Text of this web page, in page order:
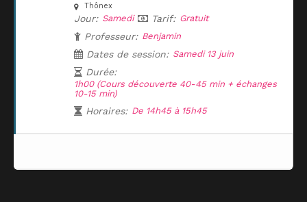
Thônex
Jour: Samedi Tarif: Gratuit
Professeur: Benjamin
Dates de session: Samedi 13 juin
Durée:
1h00 (Cours découverte 40-45 min + échanges
10-15 min)
Horaires: De 14h45 à 15h45